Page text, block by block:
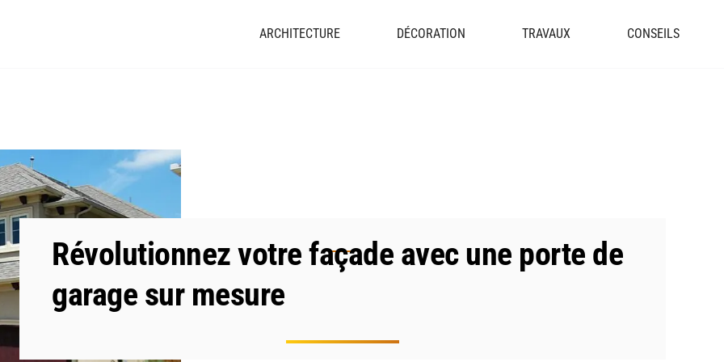
ARCHITECTURE DÉCORATION TRAVAUX CONSEILS
Révolutionnez votre façade avec une porte de
garage sur mesure